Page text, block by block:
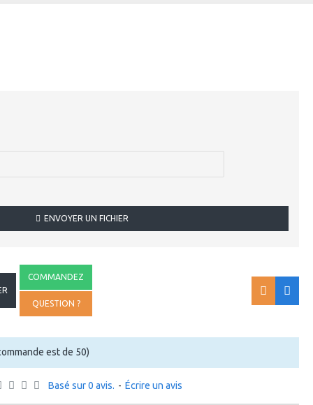
Basé sur 0 avis. - Écrire un avis
ENVOYER UN FICHIER
COMMANDEZ
QUESTION ?
est de 50)